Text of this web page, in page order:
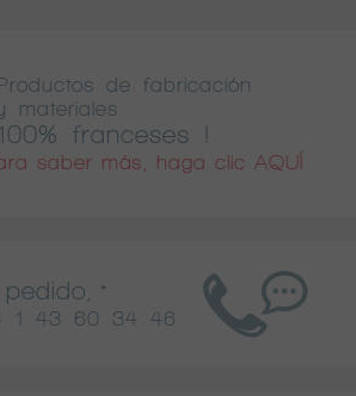
de fabricación
materiales
100% franceses !
saber más, haga clic AQUÍ
, *
1 43 60 34 46